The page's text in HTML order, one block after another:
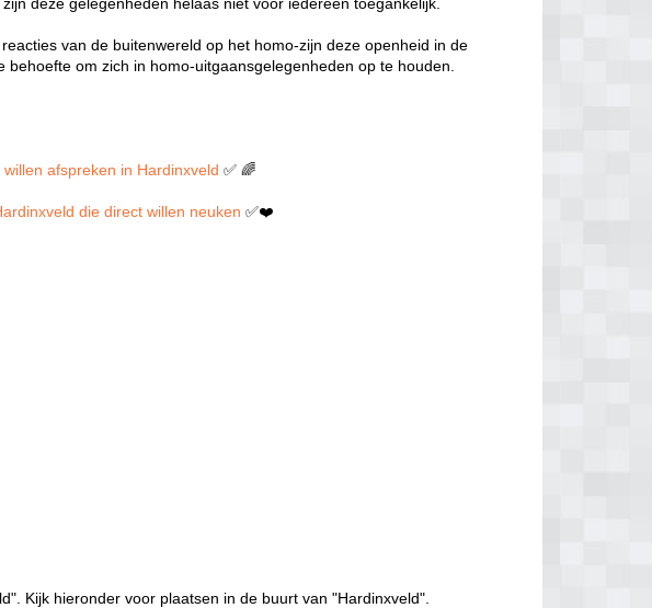
deze gelegenheden helaas niet voor iedereen toegankelijk.
van de buitenwereld op het homo-zijn deze openheid in de
om zich in homo-uitgaansgelegenheden op te houden.
afspreken in Hardinxveld ✅ 🌈
die direct willen neuken✅❤️
Kijk hieronder voor plaatsen in de buurt van "Hardinxveld".